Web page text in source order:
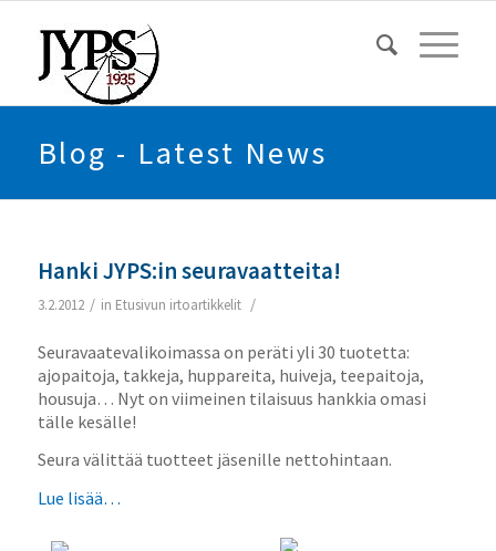
Blog - Latest News
Hanki JYPS:in seuravaatteita!
3.2.2012 / in Etusivun irtoartikkelit /
Seuravaatevalikoimassa on peräti yli 30 tuotetta:
ajopaitoja, takkeja, huppareita, huiveja, teepaitoja,
housuja… Nyt on viimeinen tilaisuus hankkia omasi
tälle kesälle!
Seura välittää tuotteet jäsenille nettohintaan.
Lue lisää…